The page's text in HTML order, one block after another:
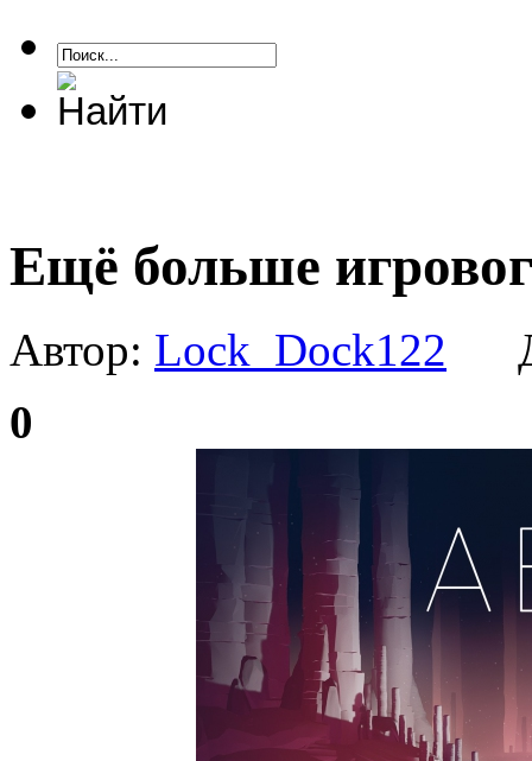
Ещё больше
Автор: Lock_Dock122
0